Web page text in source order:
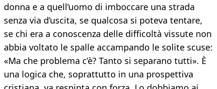
donna e a quell’uomo di imboccare una strada
senza via d’uscita, se qualcosa si poteva tentare,
se chi era a conoscenza delle difficoltà vissute non
abbia voltato le spalle accampando le solite scuse:
«Ma che problema c’è? Tanto si separano tutti». È
una logica che, soprattutto in una prospettiva